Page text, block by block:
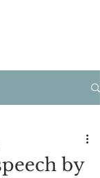
by